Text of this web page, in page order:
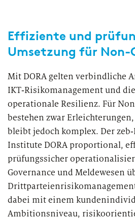
Effiziente und
Umsetzung für
Mit DORA gelten verbindliche
IKT‑Risikomanagement und
operationale Resilienz. Für
bestehen zwar
bleibt jedoch komplex. Der
Institute DORA proportional,
prüfungssicher
Governance und Meldewesen
dabei mit einem
Ambitionsniveau,